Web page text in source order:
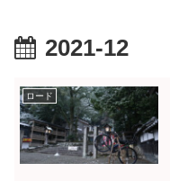
2021-12
ロード